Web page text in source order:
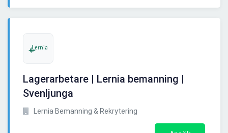
Lagerarbetare | Lernia bemanning |
Svenljunga
Lernia Bemanning & Rekrytering